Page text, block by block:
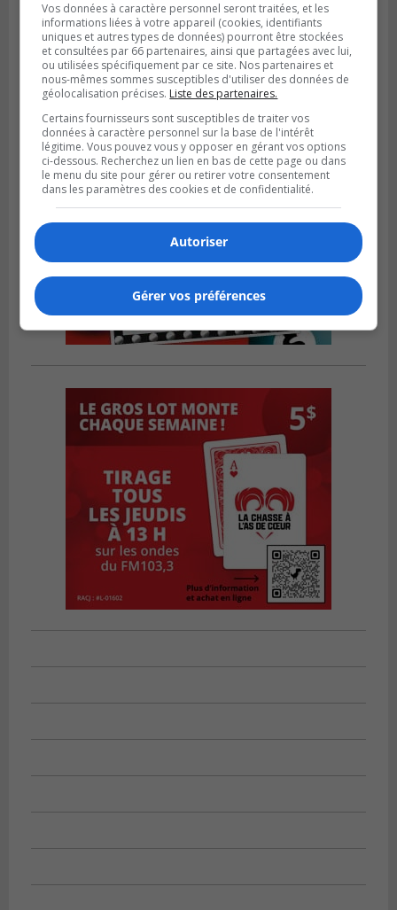
LONGUEUIL
Publié le 5 août 2026 à 08h38
Les Ducs s’inclinent 4‑3 face à ABC 16U
dans un match serré à Longueuil
Vos données à caractère personnel seront traitées, et les
informations liées à votre appareil (cookies, identifiants
uniques et autres types de données) pourront être stockées
et consultées par 66 partenaires, ainsi que partagées avec lui,
ou utilisées spécifiquement par ce site. Nos partenaires et
nous-mêmes sommes susceptibles d'utiliser des données de
géolocalisation précises. Liste des partenaires.
Certains fournisseurs sont susceptibles de traiter vos
données à caractère personnel sur la base de l'intérêt
légitime. Vous pouvez vous y opposer en gérant vos options
ci-dessous. Recherchez un lien en bas de cette page ou dans
le menu du site pour gérer ou retirer votre consentement
dans les paramètres des cookies et de confidentialité.
Autoriser
Gérer vos préférences